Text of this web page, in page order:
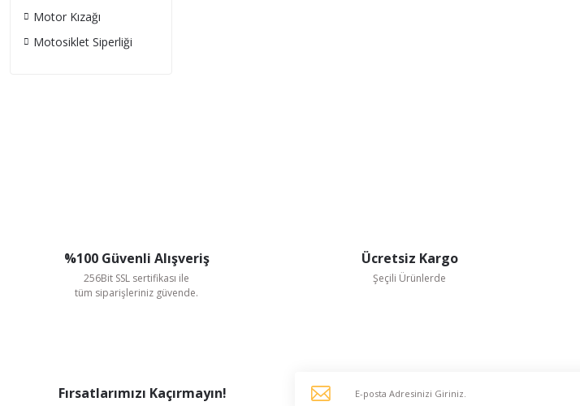
Motor Kızağı
Motosiklet Siperliği
%100 Güvenli Alışveriş
256Bit SSL sertifikası ile
tüm siparişleriniz güvende.
Ücretsiz Kargo
Şeçili Ürünlerde
Fırsatlarımızı Kaçırmayın!